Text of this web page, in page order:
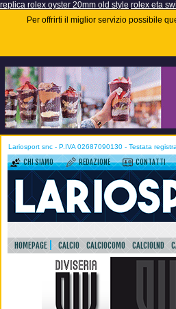
replica rolex oyster 20mm old style rolex eta
Per offrirti il miglior servizio possibile
Lariosport snc - P.IVA 02687090130 - Testata
CHI SIAMO REDAZIONE CONTATTI
HOMEPAGE CALCIO CALCIOCOMO CALCIOLND